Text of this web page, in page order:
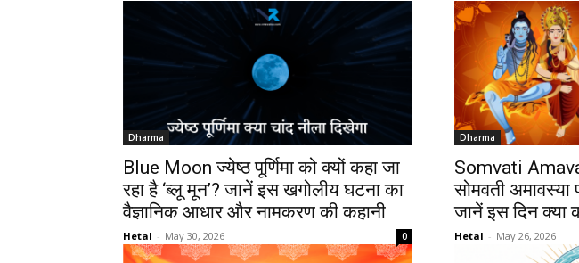
Dharma
Blue Moon ज्येष्ठ पूर्णिमा को क्यों कहा जा
रहा है ‘ब्लू मून’? जानें इस खगोलीय घटना का
वैज्ञानिक आधार और नामकरण की कहानी
Hetal - May 30, 2026 0
Dharma
Somvati
सोमवती अमावस्या
जानें इस दिन
Hetal - May 26, 2026